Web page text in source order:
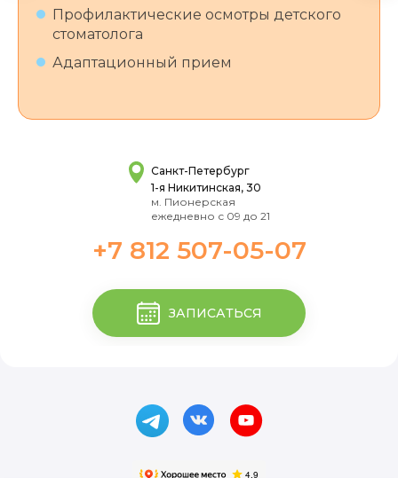
Профилактические осмотры детского
стоматолога
Адаптационный прием
Санкт-Петербург
1-я Никитинская, 30
м. Пионерская
ежедневно с 09 до 21
+7 812 507-05-07
ЗАПИСАТЬСЯ